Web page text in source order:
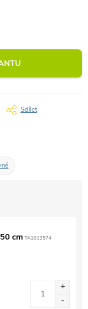
Sdílet
cm TA1013574